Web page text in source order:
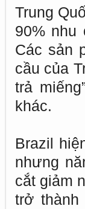
Trung
90% nhu
Các sản
cầu của
trả
khác.
Brazil
nhưng
cắt giảm
trở